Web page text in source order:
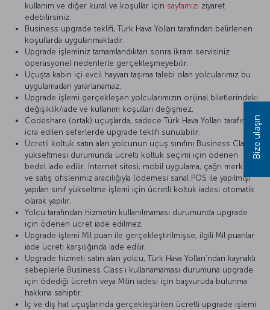
kullanım ve diğer kural ve koşullar için sayfamızı ziyaret
edebilirsiniz.
Business upgrade teklifi, Türk Hava Yolları tarafından belirlenen
koşullarda uygulanmaktadır.
Upgrade işleminiz tamamlandıktan sonra ikram servisiniz
operasyonel nedenlerle gerçekleşmeyebilir.
Uçuşta kabin içi evcil hayvan taşıma talebi olan yolcularımız bu
uygulamadan yararlanamaz.
Upgrade işlemi gerçekleşen yolcularımızın orijinal biletlerindeki
değişiklik/iade ve kullanım koşulları değişmez.
Codeshare (ortak) uçuşlarda, sadece Türk Hava Yolları tarafından
icra edilen seferlerde upgrade teklifi sunulabilir.
Ücretli koltuk satın alan yolcunun uçuş sınıfını Business Class’a
yükseltmesi durumunda ücretli koltuk seçimi için ödenen
bedel iade edilir. İnternet sitesi, mobil uygulama, çağrı merkezi
ve satış ofislerimiz aracılığıyla (ödemesi sanal POS ile yapılmış)
yapılan sınıf yükseltme işlemi için ücretli koltuk iadesi otomatik
olarak yapılır.
Yolcu tarafından hizmetin kullanılmaması durumunda upgrade
için ödenen ücret iade edilmez.
Upgrade işlemi Mil puan ile gerçekleştirilmişse, ilgili Mil puanlar
iade ücreti karşılığında iade edilir.
Upgrade hizmeti satın alan yolcu, Türk Hava Yolları’ndan kaynaklı
sebeplerle Business Class’ı kullanamaması durumuna upgrade
için ödediği ücretin veya Milin iadesi için başvuruda bulunma
hakkına sahiptir.
İç ve dış hat uçuşlarında gerçekleştirilen ücretli upgrade işlemi
Bize ulaşın